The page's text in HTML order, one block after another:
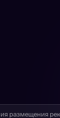
размещения